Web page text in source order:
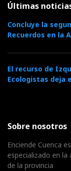
Últimas
Concluye la
Recuerdos en la
El recurso de
Ecologistas deja
Sobre nosotros
Enciende Cuenca
especializado en
de la provincia